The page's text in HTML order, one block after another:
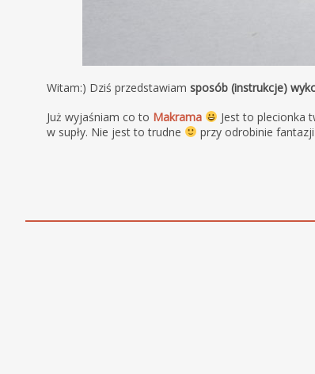
Witam:) Dziś przedstawiamsposób (instrukcje)
Już wyjaśniam co to Makrama
Jest to plecionka
w supły. Nie jest to trudne
przy odrobinie